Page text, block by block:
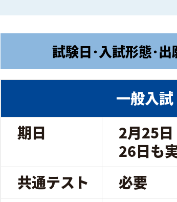
試験日･入試形態･出
一般入試
期日
2月25
26日も実
共通テスト
必要